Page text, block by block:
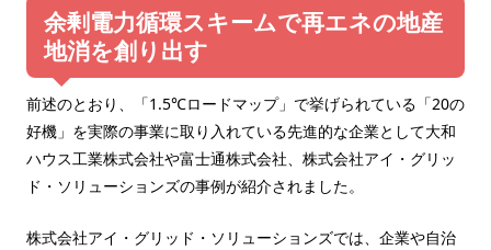
余剰電力循環スキームで再エネの地産
地消を創り出す
前述のとおり、「1.5℃ロードマップ」で挙げられている「20の
好機」を実際の事業に取り入れている先進的な企業として大和
ハウス工業株式会社や富士通株式会社、株式会社アイ・グリッ
ド・ソリューションズの事例が紹介されました。
株式会社アイ・グリッド・ソリューションズでは、企業や自治